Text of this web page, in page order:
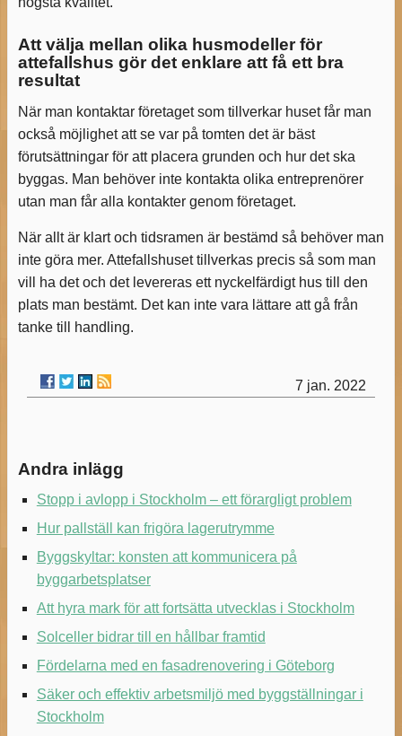
Att välja mellan olika husmodeller för
attefallshus gör det enklare att få ett bra
resultat
När man kontaktar företaget som tillverkar huset får man
också möjlighet att se var på tomten det är bäst
förutsättningar för att placera grunden och hur det ska
byggas. Man behöver inte kontakta olika entreprenörer
utan man får alla kontakter genom företaget.
När allt är klart och tidsramen är bestämd så behöver man
inte göra mer. Attefallshuset tillverkas precis så som man
vill ha det och det levereras ett nyckelfärdigt hus till den
plats man bestämt. Det kan inte vara lättare att gå från
tanke till handling.
7 jan. 2022
Andra inlägg
Stopp i avlopp i Stockholm – ett förargligt problem
Hur pallställ kan frigöra lagerutrymme
Byggskyltar: konsten att kommunicera på
byggarbetsplatser
Att hyra mark för att fortsätta utvecklas i Stockholm
Solceller bidrar till en hållbar framtid
Fördelarna med en fasadrenovering i Göteborg
Säker och effektiv arbetsmiljö med byggställningar i
Stockholm